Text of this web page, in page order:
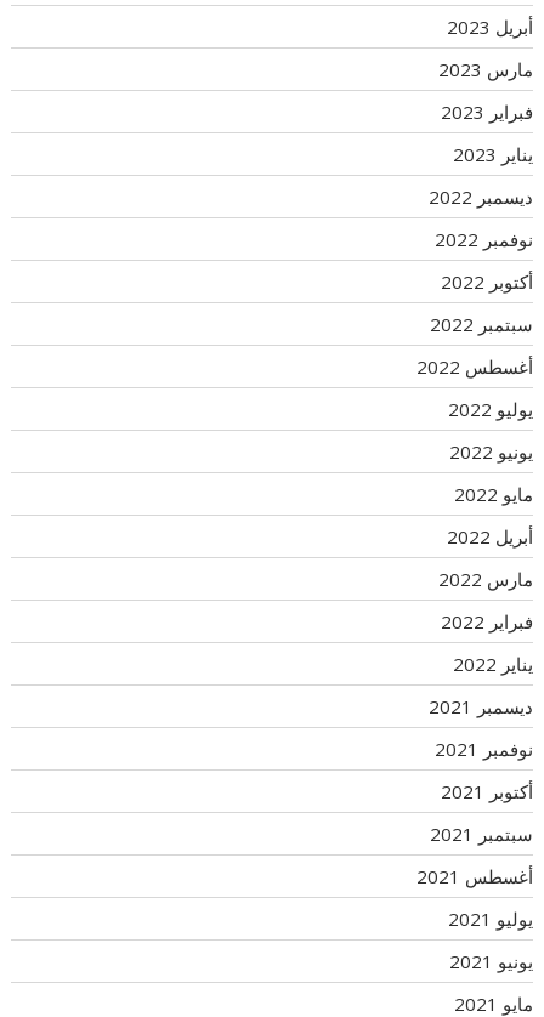
أبريل 2023
مارس 2023
فبراير 2023
يناير 2023
ديسمبر 2022
نوفمبر 2022
أكتوبر 2022
سبتمبر 2022
أغسطس 2022
يوليو 2022
يونيو 2022
مايو 2022
أبريل 2022
مارس 2022
فبراير 2022
يناير 2022
ديسمبر 2021
نوفمبر 2021
أكتوبر 2021
سبتمبر 2021
أغسطس 2021
يوليو 2021
يونيو 2021
مايو 2021